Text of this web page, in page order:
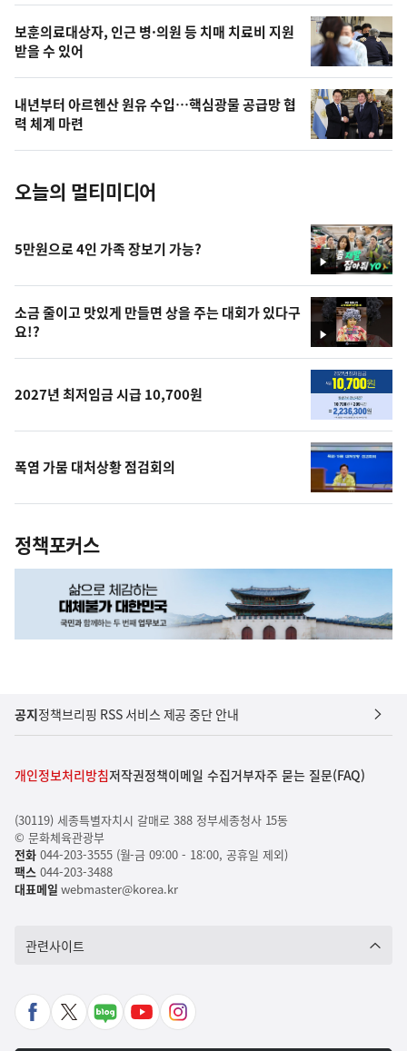
오
늘
사
진
보훈의료대상자, 인근 병·의원 등 치매 치료비 지원
받을 수 있어
내년부터 아르헨산 원유 수입…핵심광물 공급망 협
력 체계 마련
오늘의 멀티미디어
영
상
5만원으로 4인 가족 장보기 가능?
영
상
소금 줄이고 맛있게 만들면 상을 주는 대회가 있다구
요!?
2027년 최저임금 시급 10,700원
폭염 가뭄 대처상황 점검회의
정책포커스
공지정책브리핑 RSS 서비스 제공 중단 안내
개인정보처리방침저작권정책이메일 수집거부자주 묻는 질문(FAQ)
(30119) 세종특별자치시 갈매로 388 정부세종청사 15동
© 문화체육관광부
전화044-203-3555 (월-금 09:00 - 18:00, 공휴일 제외)
팩스044-203-3488
대표메일 webmaster@korea.kr
관련사이트
페
X
네
유
인